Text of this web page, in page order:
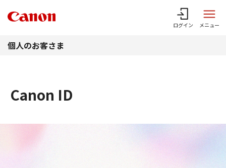
ログイン メニュー
個人のお客さま
Canon ID